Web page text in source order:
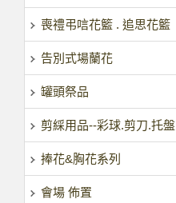
喪禮弔唁花籃 . 追思花籃
告別式場蘭花
罐頭祭品
剪綵用品--彩球.剪刀.托盤
捧花&胸花系列
會場 佈置